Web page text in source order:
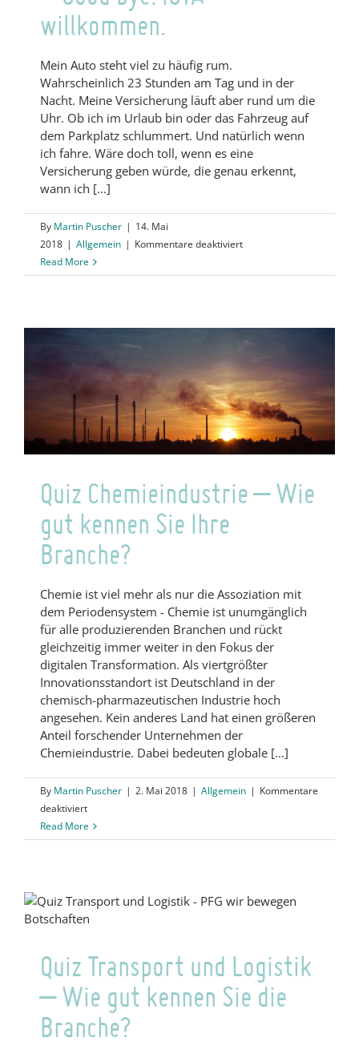
willkommen.
Mein Auto steht viel zu häufig rum.
Wahrscheinlich 23 Stunden am Tag und in der
Nacht. Meine Versicherung läuft aber rund um die
Uhr. Ob ich im Urlaub bin oder das Fahrzeug auf
dem Parkplatz schlummert. Und natürlich wenn
ich fahre. Wäre doch toll, wenn es eine
Versicherung geben würde, die genau erkennt,
wann ich [...]
By Martin Puscher | 14. Mai
2018 | Allgemein | Kommentare deaktiviertfür
Generation:
Good
IOTA
–
willkommen.
Read More
Quiz Chemieindustrie – Wie
gut kennen Sie Ihre
Branche?
Chemie ist viel mehr als nur die Assoziation mit
dem Periodensystem - Chemie ist unumgänglich
für alle produzierenden Branchen und rückt
gleichzeitig immer weiter in den Fokus der
digitalen Transformation. Als viertgrößter
Innovationsstandort ist Deutschland in der
chemisch-pharmazeutischen Industrie hoch
angesehen. Kein anderes Land hat einen größeren
Anteil forschender Unternehmen der
Chemieindustrie. Dabei bedeuten globale [...]
By Martin Puscher | 2. Mai 2018 | Allgemein | Kommentare
deaktiviertfür
Quiz
Chemieindustrie
gut
kennen
Branche?
Read More
Quiz Transport und Logistik
– Wie gut kennen Sie die
Branche?